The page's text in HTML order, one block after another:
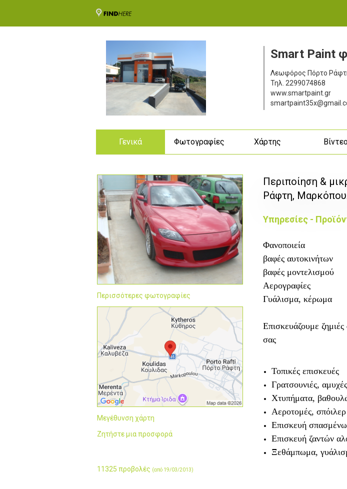
Smart Paint
Λεωφόρος Πόρτο
Τηλ. 2299074868
www.smartpaint.gr
Γενικά Φωτογραφίες Χάρτης
Περισσότερες φωτογραφίες
Μεγέθυνση χάρτη
Ζητήστε μια προσφορά
11325 προβολές (από 19/03/2013)
Περιποίηση &
Ράφτη,
Υπηρεσίες -
Φανοποιεία
βαφές αυτοκινήτων
βαφές μοντελισμού
Αερογραφίες
Γυάλισμα, κέρωμα
Επισκευάζουμε
σας
Τοπικές επισκευές
Γρατσουνιές, αμυχές
Χτυπήματα,
Αεροτομές, σπόιλερ
Επισκευή
Επισκευή ζαντών
Ξεθάμπωμα,